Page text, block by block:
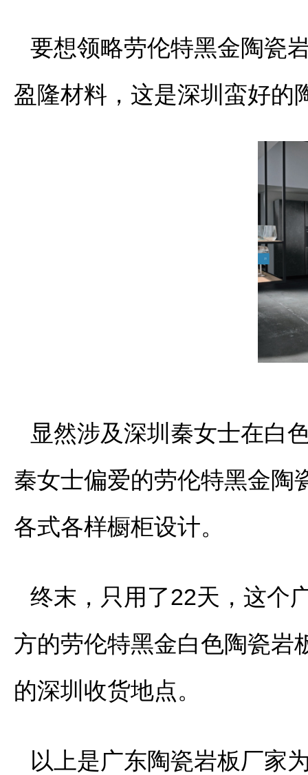
要想领略劳伦特黑金陶瓷
盈隆材料，这是深圳蛮好的
显然涉及深圳秦女士在白
秦女士偏爱的劳伦特黑金陶
各式各样橱柜设计。
终末，只用了22天，这个
方的劳伦特黑金白色陶瓷岩
的深圳收货地点。
以上是广东陶瓷岩板厂家